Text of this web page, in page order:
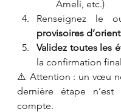
Ameli, etc.)
Renseignez le
provisoires
Validez toutes les
la confirmation
⚠️ Attention : un vœu
dernière étape
compte.